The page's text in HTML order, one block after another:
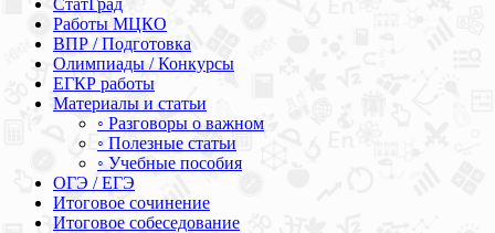
СтатГрад
Работы МЦКО
ВПР / Подготовка
Олимпиады / Конкурсы
ЕГКР работы
Материалы и статьи
◦ Разговоры о важном
◦ Полезные статьи
◦ Учебные пособия
ОГЭ / ЕГЭ
Итоговое сочинение
Итоговое собеседование